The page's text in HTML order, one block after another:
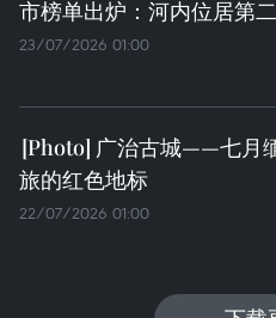
市榜单出炉：河内位居第二
23/07/2026 01:00
广治古城——七月
旅的红色地标
22/07/2026 01:00